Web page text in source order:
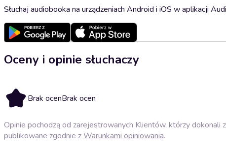
Słuchaj audiobooka na urządzeniach Android i iOS w aplikacji
Oceny i opinie słuchaczy
Brak ocenBrak ocen
Opinie pochodzą od zarejestrowanych Klientów, którzy dokonali
publikowane zgodnie zWarunkami opiniowania.